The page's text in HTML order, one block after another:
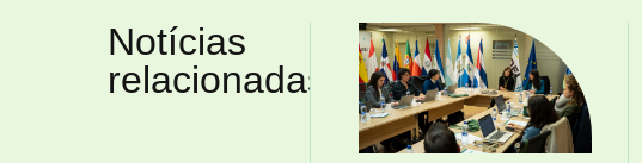
Notícias
relacionadas